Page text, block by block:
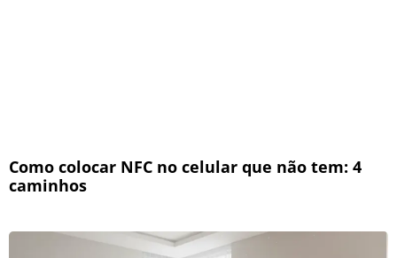
Como colocar NFC no celular que não tem: 4
caminhos